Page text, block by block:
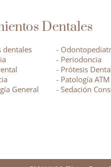
Dentales
dentales
General
-
- Periodoncia
- Prótesis
- Patología ATM
- Sedación